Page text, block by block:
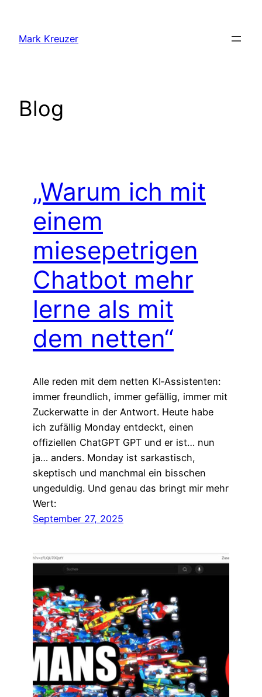
springen
Mark Kreuzer
Blog
„Warum ich mit
einem
miesepetrigen
Chatbot mehr
lerne als mit
dem netten“
Alle reden mit dem netten KI‑Assistenten:
immer freundlich, immer gefällig, immer mit
Zuckerwatte in der Antwort. Heute habe
ich zufällig Monday entdeckt, einen
offiziellen ChatGPT GPT und er ist… nun
ja… anders. Monday ist sarkastisch,
skeptisch und manchmal ein bisschen
ungeduldig. Und genau das bringt mir mehr
Wert:
September 27, 2025